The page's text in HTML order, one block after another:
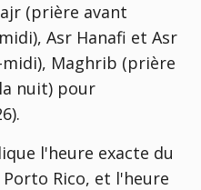
(prière avant
Asr Hanafi et Asr
Maghrib (prière
nuit) pour
l'heure exacte du
Porto Rico, et l'heure